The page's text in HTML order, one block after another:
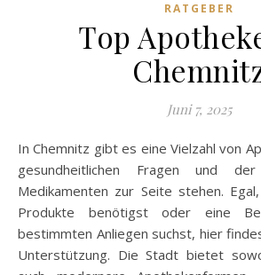
RATGEBER
Top
Juni 7, 2025
In Chemnitz gibt es eine Vielzahl von Apotheken, die dir bei
gesundheitlichen Fragen und
Medikamenten zur Seite stehen.
Produkte benötigst oder eine
bestimmten Anliegen suchst, hier
Unterstützung. Die Stadt bietet